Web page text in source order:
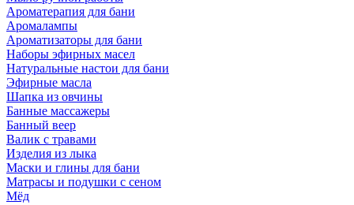
Ароматерапия для бани
Аромалампы
Ароматизаторы для бани
Наборы эфирных масел
Натуральные настои для бани
Эфирные масла
Шапка из овчины
Банные массажеры
Банный веер
Валик с травами
Изделия из лыка
Маски и глины для бани
Матрасы и подушки с сеном
Мёд